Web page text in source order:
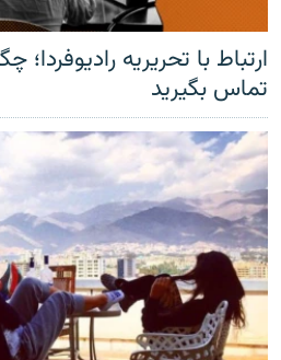
ارتباط با تحریریه
تماس بگیرید